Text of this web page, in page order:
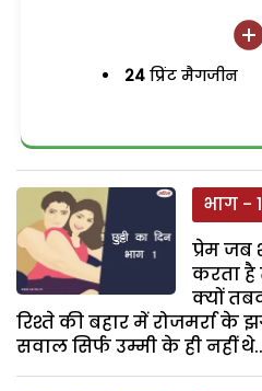
24 प्रिंट मैगजीन
भाग - 1
प्रेम जब
करता है
क्यों
रिश्ते की बहार में रोजमर्रा के
सवाल सिर्फ उम्मी के ही नहीं